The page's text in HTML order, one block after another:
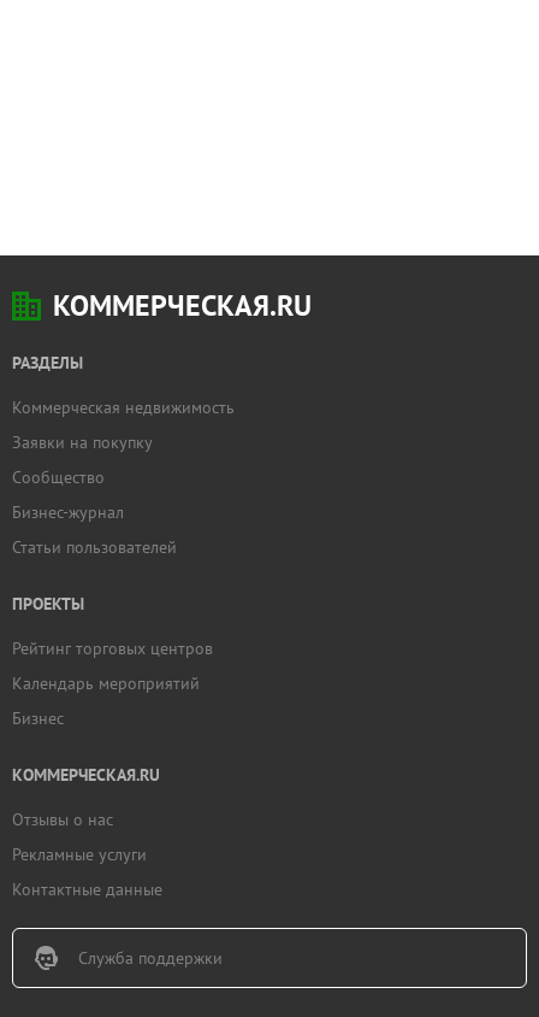
КОММЕРЧЕСКАЯ.RU
РАЗДЕЛЫ
Коммерческая недвижимость
Заявки на покупку
Сообщество
Бизнес-журнал
Статьи пользователей
ПРОЕКТЫ
Рейтинг торговых центров
Календарь мероприятий
Бизнес
КОММЕРЧЕСКАЯ.RU
Отзывы о нас
Рекламные услуги
Контактные данные
Служба поддержки